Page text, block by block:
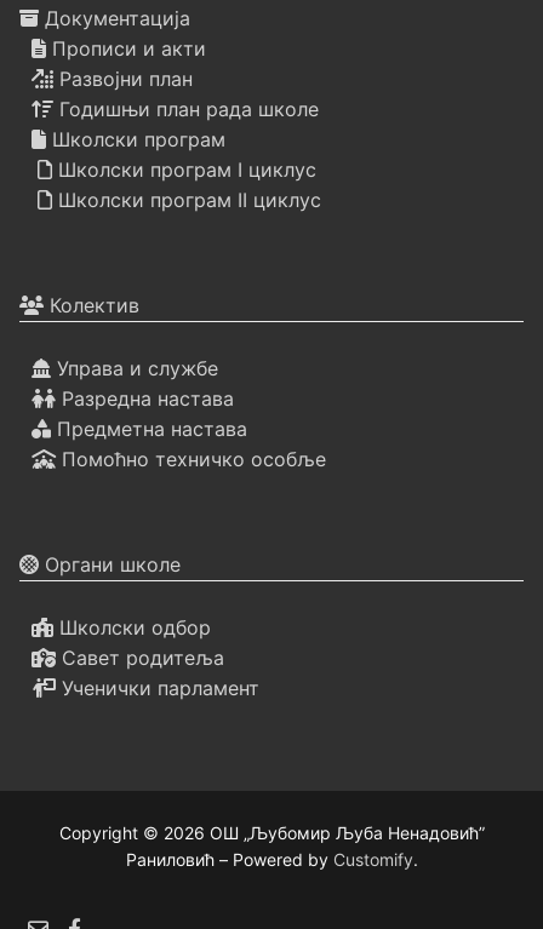
Документација
Прописи и акти
Развојни план
Годишњи план рада школе
Школски програм
Школски програм I циклус
Школски програм II циклус
Колектив
Управа и службе
Разредна настава
Предметна настава
Помоћно техничко особље
Органи школе
Школски одбор
Савет родитеља
Ученички парламент
Copyright © 2026 ОШ „Љубомир Љуба Ненадовић”
Раниловић – Powered by Customify.